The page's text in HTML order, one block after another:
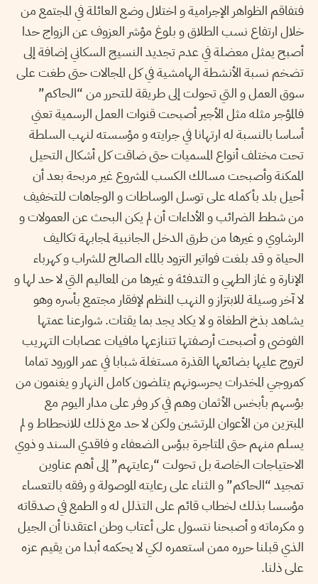
فتفاقم الظواهر الإجرامية و اختلال وضع العائلة في المجتمع من
خلال ارتفاع نسب الطلاق و بلوغ مؤشر العزوف عن الزواج حدا
أصبح يمثل معضلة في عدم تجديد النسيج السكاني إضافة إلى
تضخم نسبة الأنشطة الهامشية في كل المجالات حتى طغت على
سوق العمل و التي تحولت إلى طريقة للتحرر من “الحاكم”
فالمؤجر مثله مثل الأجير أصبحت قنوات العمل الرسمية تعني
أساسا بالنسبة له ارتهانا في جرايته و مؤسسته لنهب السلطة
تحت مختلف أنواع المسميات حتى ضاقت كل أشكال التحيل
الممكنة وأصبحت مسالك الكسب المشروع غير مربحة بعد أن
أحيل بلد بأكمله على توسل الوساطات و الوجاهات للتخفيف
من شطط الضرائب و الأداءات أن لم يكن البحث عن العمولات و
الرشاوي و غيرها من طرق الدخل الجانبية لمجابهة تكاليف
الحياة و قد بلغت فواتير التزود بالماء الصالح للشراب و كهرباء
الإنارة و غاز الطهي و التدفئة و غيرها من المعاليم التي لا حد لها و
لا آخر وسيلة للابتزاز و النهب المنظم لإفقار مجتمع بأسره وهو
يشاهد بذخ الطغاة و لا يكاد يجد بما يقتات. شوارعنا عمتها
الفوضى و أصبحت أرصفتها تتنازعها مافيات عصابات التهريب
لتروج عليها بضائعها القذرة مستغلة شبابا في عمر الورود تماما
كمروجي المخدرات يحرسونهم يتلضون كامل النهار و يغنمون من
بؤسهم بأبخس الأثمان وهم في كر وفر على مدار اليوم مع
المبتزين من الأعوان المرتشين ولكن لا حد مع ذلك للانحطاط و لم
يسلم منهم حتى المتاجرة ببؤس الضعفاء و فاقدي السند و ذوي
الاحتياجات الخاصة بل تحولت “رعايتهم” إلى أهم عناوين
تمجيد “الحاكم” و الثناء على رعايته الموصولة و رفقه بالتعساء
مؤسسا بذلك لخطاب قائم على التذلل له و الطمع في صدقاته
و مكرماته و أصبحنا نتسول على أعتاب وطن اعتقدنا أن الجيل
الذي قبلنا حرره ممن استعمره لكي لا يحكمه أبدا من يقيم عزه
على ذلنا.